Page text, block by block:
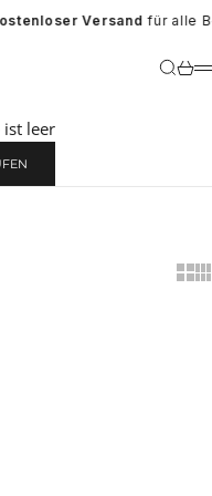
Versandfür alle
Suche
leer